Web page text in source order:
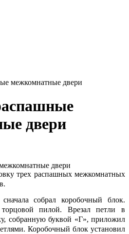
межкомнатные двери
двери
трех распашных межкомнатных
собрал коробочный блок.
пилой. Врезал петли в
собранную буквой «Г», приложил
Коробочный блок установил